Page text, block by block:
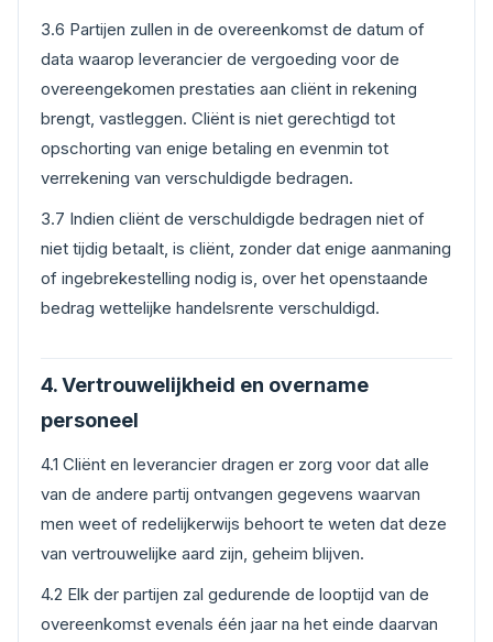
3.6 Partijen zullen in de overeenkomst de datum of
data waarop leverancier de vergoeding voor de
overeengekomen prestaties aan cliënt in rekening
brengt, vastleggen. Cliënt is niet gerechtigd tot
opschorting van enige betaling en evenmin tot
verrekening van verschuldigde bedragen.
3.7 Indien cliënt de verschuldigde bedragen niet of
niet tijdig betaalt, is cliënt, zonder dat enige aanmaning
of ingebrekestelling nodig is, over het openstaande
bedrag wettelijke handelsrente verschuldigd.
4. Vertrouwelijkheid en overname
personeel
4.1 Cliënt en leverancier dragen er zorg voor dat alle
van de andere partij ontvangen gegevens waarvan
men weet of redelijkerwijs behoort te weten dat deze
van vertrouwelijke aard zijn, geheim blijven.
4.2 Elk der partijen zal gedurende de looptijd van de
overeenkomst evenals één jaar na het einde daarvan